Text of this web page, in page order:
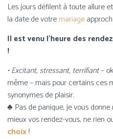
Les jours défilent à toute allure
la date de votremariage
Il est venu l’heure des
!
• Excitant, stressant, terrifiant–
même – mais pour certains ces
synonymes de plaisir.
♣ Pas de panique, je vous donne
mieux vos rendez-vous, ne rien
choix!